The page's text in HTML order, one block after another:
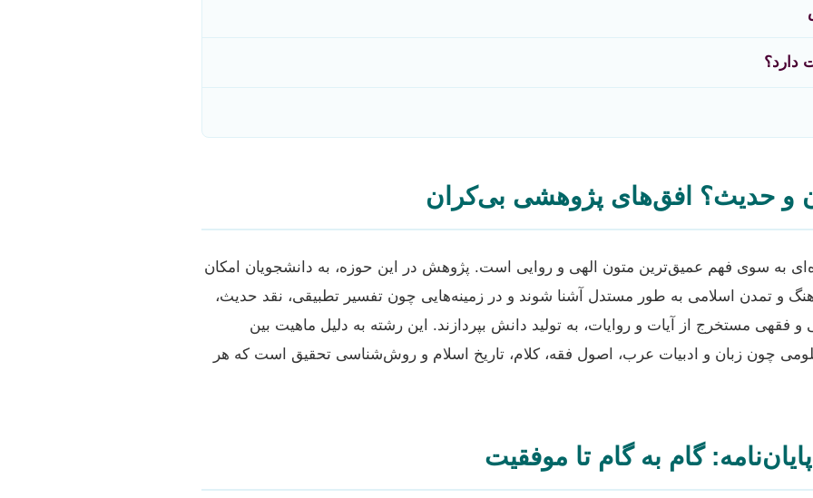
دارد؟
و حدیث؟ افق‌های پژوهشی بی‌کران
به سوی فهم عمیق‌ترین متون الهی و روایی است. پژوهش در این حوزه، به دانشجویان امکان
و تمدن اسلامی به طور مستدل آشنا شوند و در زمینه‌هایی چون تفسیر تطبیقی، نقد حدیث،
و فقهی مستخرج از آیات و روایات، به تولید دانش بپردازند. این رشته به دلیل ماهیت بین
چون زبان و ادبیات عرب، اصول فقه، کلام، تاریخ اسلام و روش‌شناسی تحقیق است که هر
گام به گام تا موفقیت